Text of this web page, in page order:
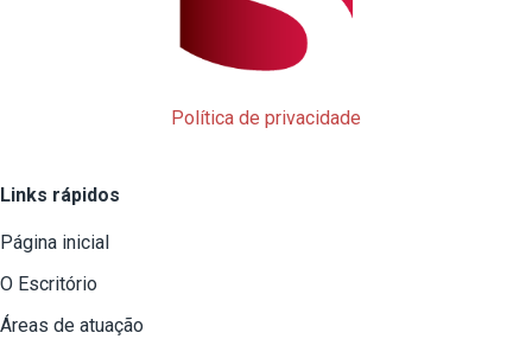
Política de privacidade
Links rápidos
Página inicial
O Escritório
Áreas de atuação